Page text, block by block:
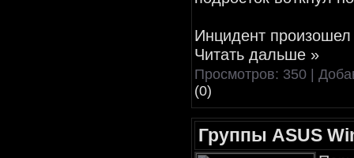
Инцидент
Читать дальше »
Просмотров: 350 |
(0)
Группы ASUS